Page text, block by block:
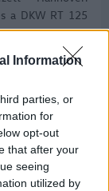
Information
parties, or
for
opt-out
that after your
seeing
utilized by
a DKW RT 125
tulajdonképpen
párhuzamosan
amelynek